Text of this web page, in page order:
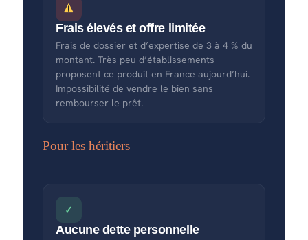
Frais élevés et offre limitée
Frais de dossier et d’expertise de 3 à 4 % du
montant. Très peu d’établissements
proposent ce produit en France aujourd’hui.
Impossibilité de vendre le bien sans
rembourser le prêt.
Pour les héritiers
✓
Aucune dette personnelle